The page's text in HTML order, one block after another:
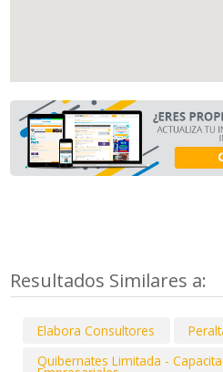
Resultados Similares a:
Elabora Consultores
Quibernates Limitada -